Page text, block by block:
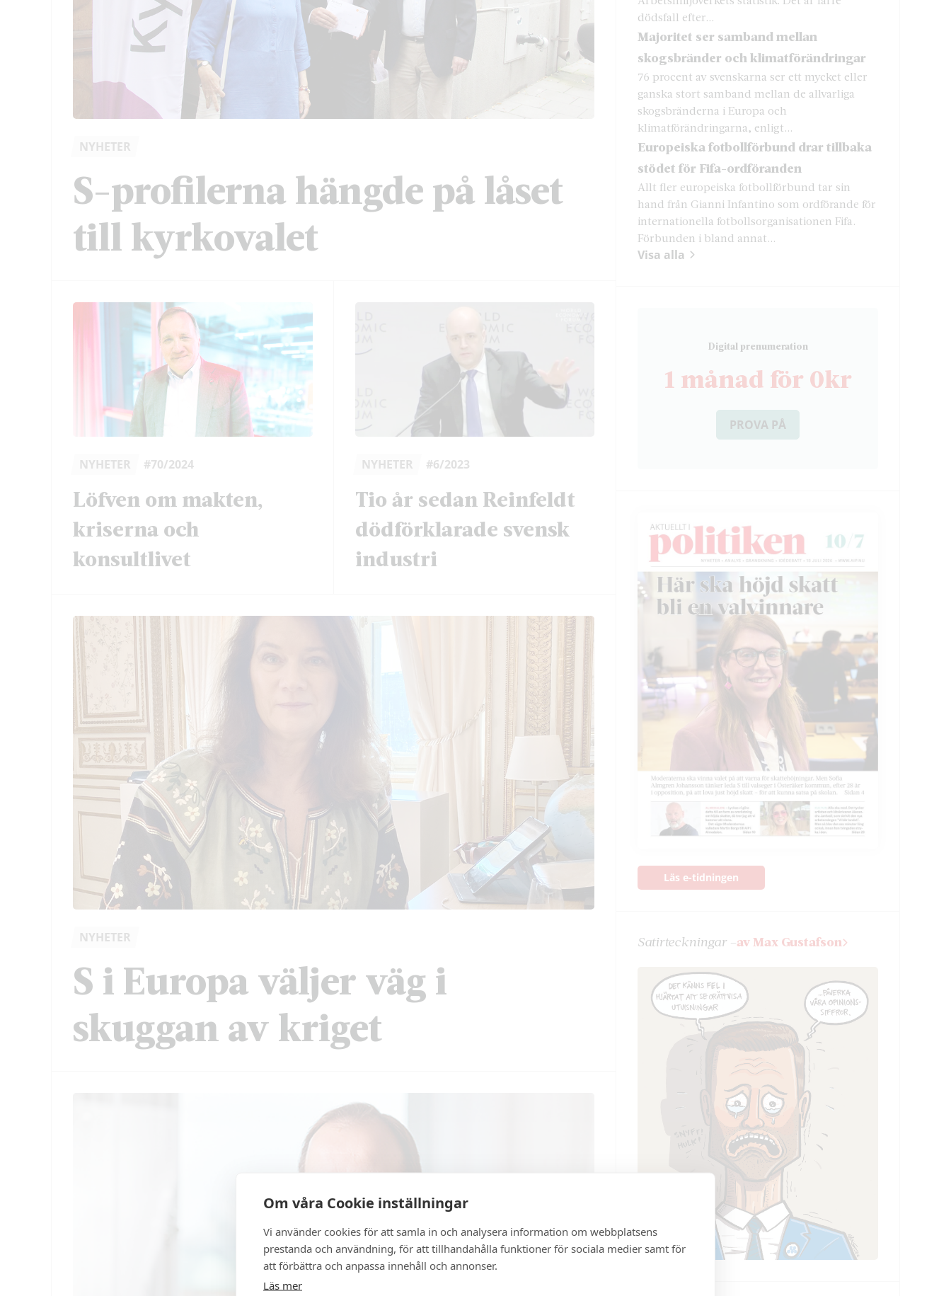
Om våra Cookie inställningar
Vi använder cookies för att samla in och analysera information om webbplatsens
prestanda och användning, för att tillhandahålla funktioner för sociala medier samt för
att förbättra och anpassa innehåll och annonser.
Läs mer
NYHETER
S-profilerna hängde på låset
till kyrkovalet
NYHETER #70/2024
Löfven om makten,
kriserna och
konsultlivet
NYHETER #6/2023
Tio år sedan Reinfeldt
dödförklarade svensk
industri
NYHETER
S i Europa väljer väg i
skuggan av kriget
dödsfall efter...
Majoritet ser samband mellan
skogsbränder och klimatförändringar
76 procent av svenskarna ser ett mycket eller
ganska stort samband mellan de allvarliga
skogsbränderna i Europa och
klimatförändringarna, enligt...
Europeiska fotbollförbund drar tillbaka
stödet för Fifa-ordföranden
Allt fler europeiska fotbollförbund tar sin
hand från Gianni Infantino som ordförande för
internationella fotbollsorganisationen Fifa.
Förbunden i bland annat...
Visa alla
Digital prenumeration
1 månad för 0kr
PROVA PÅ
Läs e-tidningen
Satir­teckningar –av Max Gustafson